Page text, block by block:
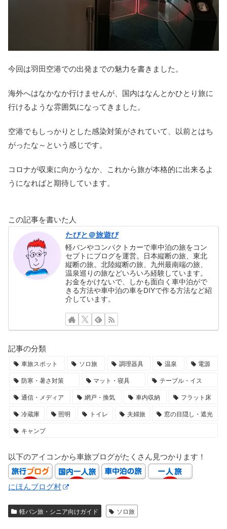
今回は羽田空港での出発までの魅力を書きました。
海外へはなかなか行けませんが、国内はなんとかひとり旅に
行けるような雰囲気になってきました。
空港でもしっかりとした感染対策がされていて、以前とはち
がったな～という感じです。
コロナが収束に向かうなか、これから旅が本格的に出来るよ
うになればと期待しています。
この記事を書いた人
たびと＠旅遊び
軽バンやコンパクトカーで車中泊の旅をコン
セプトにブログを運営。日本縦断の旅、東北
縦断の旅。北陸縦断の旅、九州最南端の旅、
温泉巡りの旅などいろいろ経験しています。
お金をかけないで、しかも面白く車中泊がで
きる方法や車中泊の車をDIYで作る方法など紹
介しています。
記事の分類
車旅スポット ソロ旅 調理器具 温泉
電源
防寒・暑さ対策
マット・寝具
テーブル・イス
通信・メディア
網戸・換気 車内収納
フラット床
冷蔵庫
照明 トイレ 夫婦旅
窓の目隠し・遮光
キャンプ
以下のアイコンから車旅ブログがたくさん見つかります！
にほんブログ村
軽バン旅・シニア向けガイド ソロ旅